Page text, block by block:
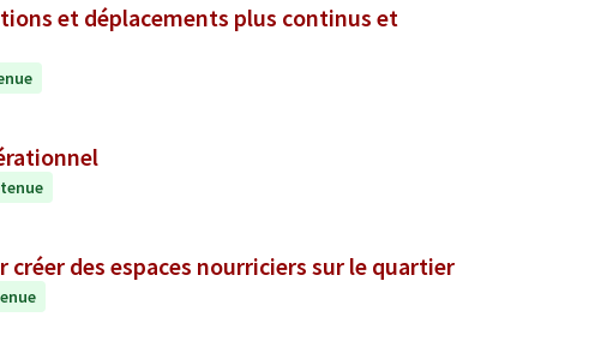
et déplacements plus continus et
des espaces nourriciers sur le quartier